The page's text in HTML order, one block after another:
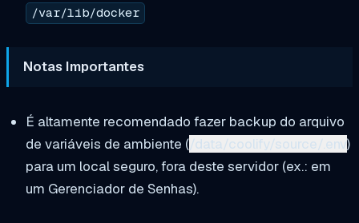
/var/lib/docker
Notas Importantes
É altamente recomendado fazer backup do arquivo
de variáveis de ambiente (/data/coolify/source/.env)
para um local seguro, fora deste servidor (ex.: em
um Gerenciador de Senhas).